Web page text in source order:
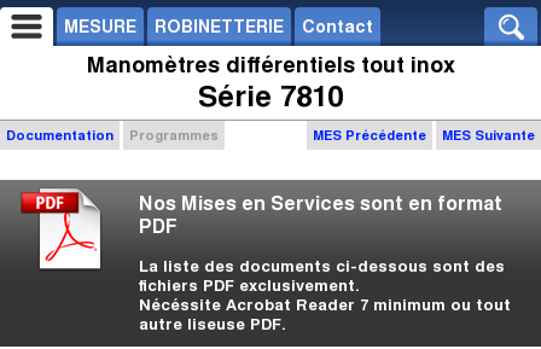
MESURE ROBINETTERIE Contact
Manomètres différentiels tout inox
Série 7810
MES Précédente MES Suivante
Documentation Programmes
Nos Mises en Services sont en format
PDF
La liste des documents ci-dessous sont des
fichiers PDF exclusivement.
Nécéssite Acrobat Reader 7 minimum ou tout
autre liseuse PDF.